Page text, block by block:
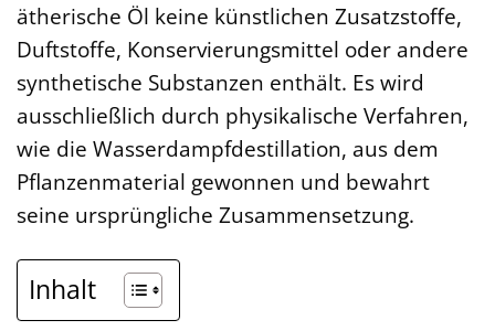
ätherische Öl keine künstlichen Zusatzstoffe,
Duftstoffe, Konservierungsmittel oder andere
synthetische Substanzen enthält. Es wird
ausschließlich durch physikalische Verfahren,
wie die Wasserdampfdestillation, aus dem
Pflanzenmaterial gewonnen und bewahrt
seine ursprüngliche Zusammensetzung.
Inhalt